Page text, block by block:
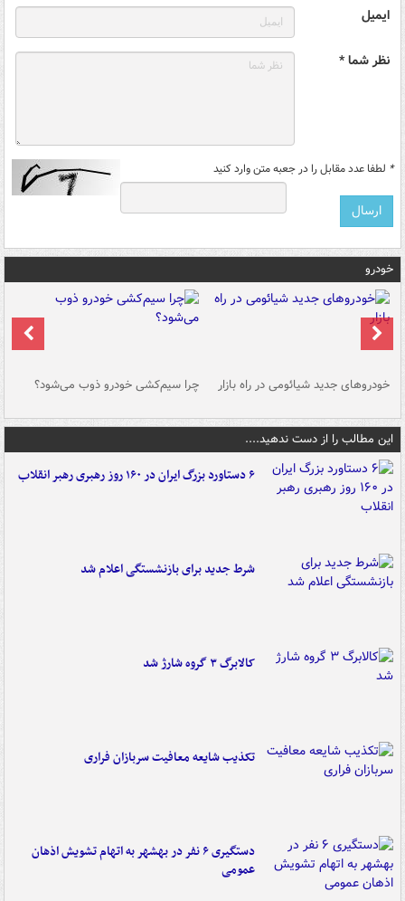
ایمیل
نظر شما *
* لطفا عدد مقابل را در جعبه متن وارد کنید
خودرو
خودروهای جدید شیائومی در راه بازار چرا سیم‌کشی خودرو ذوب می‌شود؟
این مطالب را از دست ندهید....
۶ دستاورد بزرگ ایران در ۱۶۰ روز رهبری رهبر انقلاب
شرط جدید برای بازنشستگی اعلام شد
کالابرگ ۳ گروه شارژ شد
تکذیب شایعه معافیت سربازان فراری
دستگیری ۶ نفر در بهشهر به اتهام تشویش اذهان
عمومی